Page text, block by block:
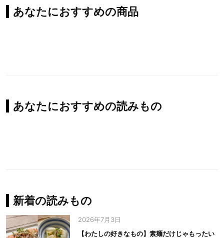
あなたにおすすめの商品
あなたにおすすめの読みもの
新着の読みもの
2026年7月3日
【わたしの好きなもの】素麺だけじゃもったい